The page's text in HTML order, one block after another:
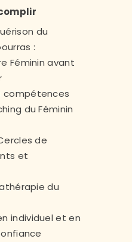
du
:
Féminin avant
compétences
du Féminin
de
et
du
individuel et en